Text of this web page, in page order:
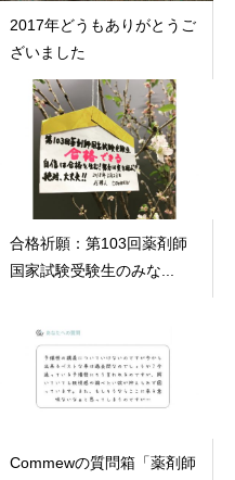
2017年どうもありがとうご
ざいました
合格祈願：第103回薬剤師
国家試験受験生のみな...
Commewの質問箱「薬剤師